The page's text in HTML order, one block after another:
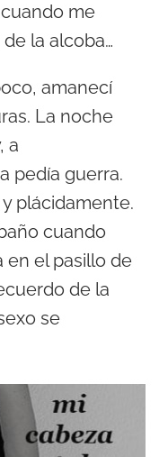
me
la alcoba…
amanecí
La noche
a
pedía guerra.
plácidamente.
cuando
el pasillo de
de la
se